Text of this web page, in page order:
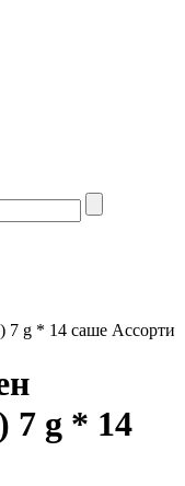
7 g * 14 саше Ассорти
7 g * 14